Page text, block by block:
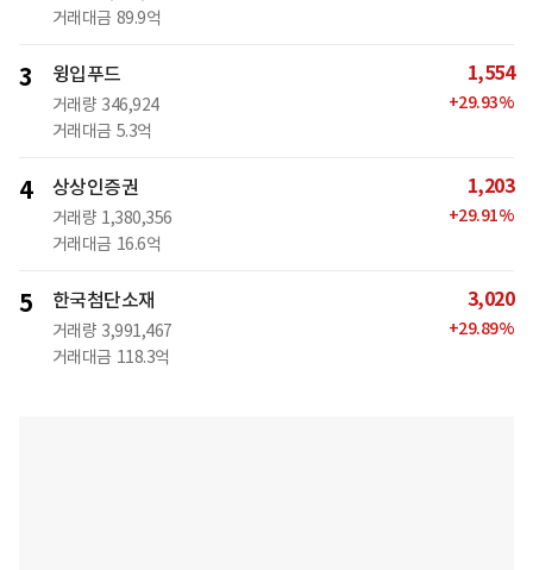
거래대금 89.9억
3 윙입푸드
거래량 346,924
거래대금 5.3억
1,554
+29.93%
4 상상인증권
거래량 1,380,356
거래대금 16.6억
1,203
+29.91%
5 한국첨단소재
거래량 3,991,467
거래대금 118.3억
3,020
+29.89%